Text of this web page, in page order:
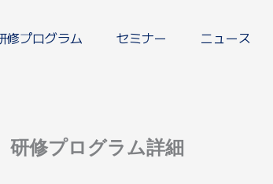
修プログラム セミナー ニュース
研修プログラム詳細